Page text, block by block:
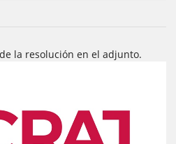
la resolución en el adjunto.